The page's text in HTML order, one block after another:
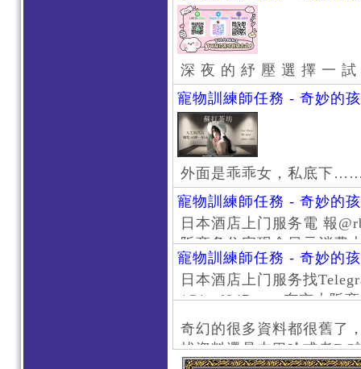
深 夜 的 紓 壓 選 擇 一
寵物訓練師任務 - 奇妙的
外面是乖乖女，私底下
寵物訓練師任務 - 奇妙的
日本酒店上门服务電 報
阪商务住宅现金日元消费
京风俗 #大阪风俗 #东京
上门服务新宿风俗 #梅田
#日本萝莉 #大阪萝莉 #日
寵物訓練師任務 - 奇妙的
日本酒店上门服务找
/@jptd847utpp 东京大阪
京旅游 #大阪旅游 #东京
东京上门服务 #大阪上门
心斋桥风俗 #日本女孩 #
奇幻的很多資料都很舊了
找資料還是去巴哈或者